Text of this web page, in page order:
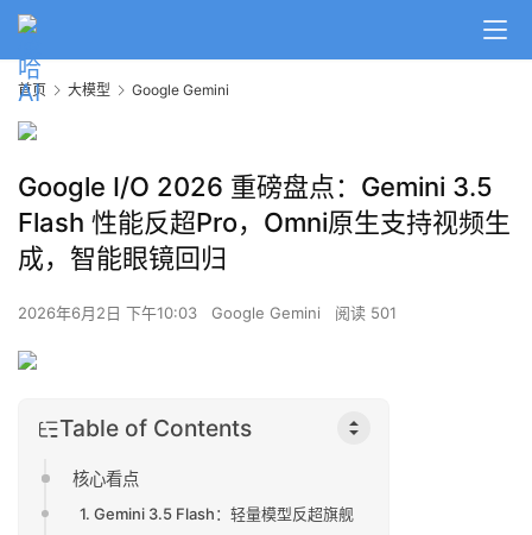
首页 大模型 Google Gemini
Google I/O 2026 重磅盘点：Gemini 3.5
Flash 性能反超Pro，Omni原生支持视频生
成，智能眼镜回归
2026年6月2日 下午10:03 Google Gemini 阅读 501
Table of Contents
核心看点
1. Gemini 3.5 Flash：轻量模型反超旗舰